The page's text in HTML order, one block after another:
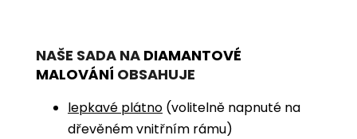
NAŠE SADA NA DIAMANTOVÉ
MALOVÁNÍ OBSAHUJE
lepkavé plátno (volitelně napnuté na
dřevěném vnitřním rámu)